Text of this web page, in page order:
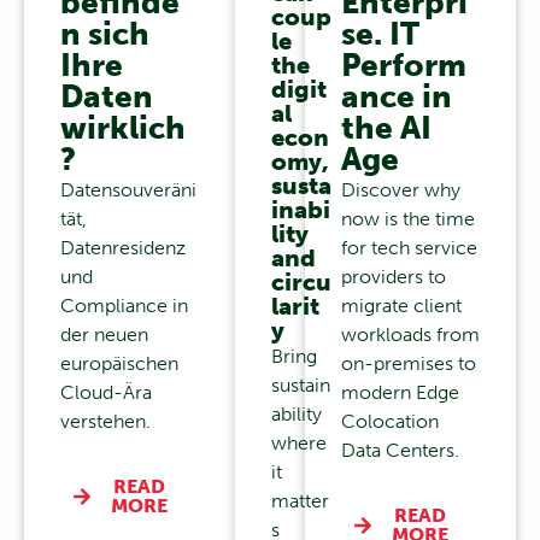
n sich
Ihre
Daten
wirklich
?
Datensouveräni
tät,
Datenresidenz
und
Compliance in
der neuen
europäischen
Cloud-Ära
verstehen.
READ
MORE
coup
le
the
digit
al
econ
omy,
susta
inabi
lity
and
circu
larit
y
Bring
sustain
ability
where
it
matter
s
se. IT
Perform
ance in
the AI
Age
Discover why
now is the time
for tech service
providers to
migrate client
workloads from
on-premises to
modern Edge
Colocation
Data Centers.
READ
MORE